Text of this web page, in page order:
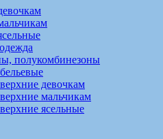
полукомбинезоны
девочкам
мальчикам
ясельные